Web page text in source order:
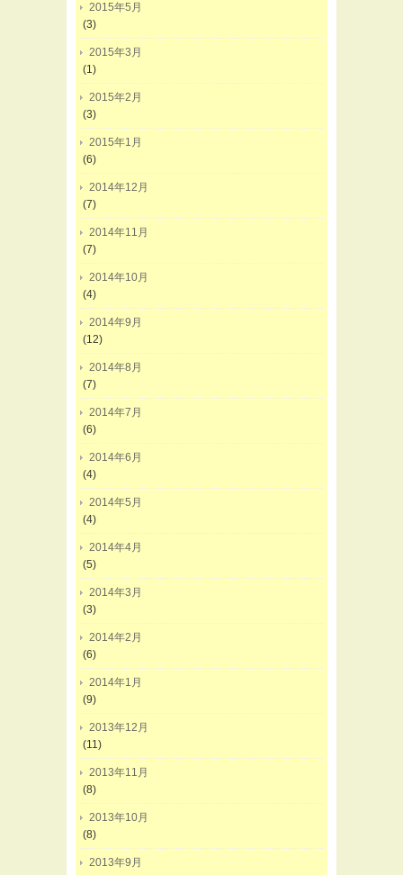
2015年5月
(3)
2015年3月
(1)
2015年2月
(3)
2015年1月
(6)
2014年12月
(7)
2014年11月
(7)
2014年10月
(4)
2014年9月
(12)
2014年8月
(7)
2014年7月
(6)
2014年6月
(4)
2014年5月
(4)
2014年4月
(5)
2014年3月
(3)
2014年2月
(6)
2014年1月
(9)
2013年12月
(11)
2013年11月
(8)
2013年10月
(8)
2013年9月